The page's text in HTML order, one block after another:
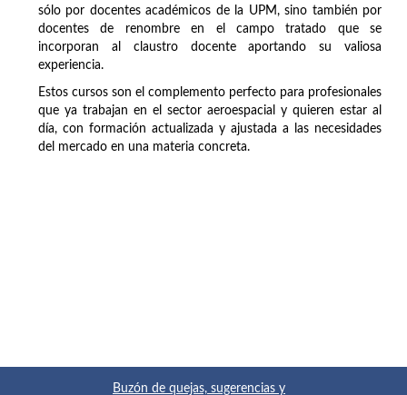
sólo por docentes académicos de la UPM, sino también por
docentes de renombre en el campo tratado que se
incorporan al claustro docente aportando su valiosa
experiencia.
Estos cursos son el complemento perfecto para profesionales
que ya trabajan en el sector aeroespacial y quieren estar al
día, con formación actualizada y ajustada a las necesidades
del mercado en una materia concreta.
Buzón de quejas, sugerencias y